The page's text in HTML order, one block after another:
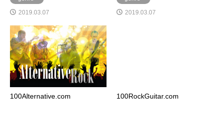
2019.03.07
2019.03.07
100Alternative.com 100RockGuitar.com